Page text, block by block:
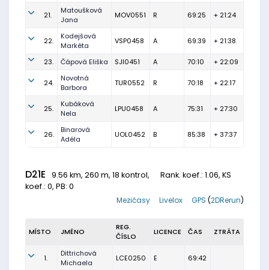
21.
Matoušková
Jana
MOV0551 R 69:25 + 21:24
22.
Kodejšová
Markéta
VSP0458 A 69:39 + 21:38
23. Čápová Eliška SJI0451 A 70:10 + 22:09
24.
Novotná
Barbora
TUR0552 R 70:18 + 22:17
25.
Kubáková
Nela
LPU0458 A 75:31 + 27:30
26.
Binarová
Adéla
UOL0452 B 85:38 + 37:37
D21E 9.56 km, 260 m, 18 kontrol, Rank. koef.: 1.06, KS
koef.: 0, PB: 0
GPS (2DRerun)
Livelox
Mezičasy
MÍSTO JMÉNO
REG.
ČÍSLO
LICENCE ČAS ZTRÁTA
1.
Dittrichová
Michaela
LCE0250 E 69:42